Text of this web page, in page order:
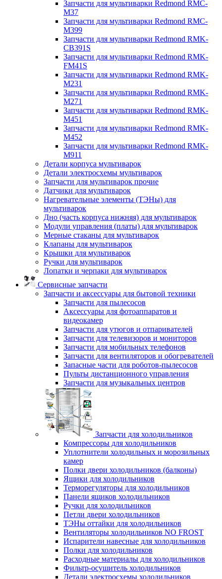
Запчасти для мультиварки Redmond RMC-
M37
Запчасти для мультиварки Redmond RMC-
M399
Запчасти для мультиварки Redmond RMK-
CB391S
Запчасти для мультиварки Redmond RMK-
FM41S
Запчасти для мультиварки Redmond RMK-
M231
Запчасти для мультиварки Redmond RMK-
M271
Запчасти для мультиварки Redmond RMK-
M451
Запчасти для мультиварки Redmond RMK-
M452
Запчасти для мультиварки Redmond RMK-
M911
Детали корпуса мультиварок
Детали электросхемы мультиварок
Запчасти для мультиварок прочие
Датчики для мультиварок
Нагревательные элементы (ТЭНы) для
мультиварок
Дно (часть корпуса нижняя) для мультиварок
Модули управления (платы) для мультиварок
Мерные стаканы для мультиварок
Клапаны для мультиварок
Крышки для мультиварок
Ручки для мультиварок
Лопатки и черпаки для мультиварок
Сервисные запчасти
Запчасти и аксессуары для бытовой техники
Запчасти для пылесосов
Аксессуары для фотоаппаратов и
видеокамер
Запчасти для утюгов и отпаривателей
Запчасти для телевизоров и мониторов
Запчасти для мобильных телефонов
Запчасти для вентиляторов и обогревателей
Запасные части для роботов-пылесосов
Пульты дистанционного управления
Запчасти для музыкальных центров
Запчасти для холодильников
Компрессоры для холодильников
Уплотнители холодильных и морозильных
камер
Полки двери холодильников (балконы)
Ящики для холодильников
Терморегуляторы для холодильников
Панели ящиков холодильников
Ручки для холодильников
Петли двери холодильников
ТЭНы оттайки для холодильников
Вентиляторы холодильников NO FROST
Испарители навесные для холодильников
Полки для холодильников
Расходные материалы для холодильников
Фильтр-осушитель холодильников
Детали электросхемы холодильников